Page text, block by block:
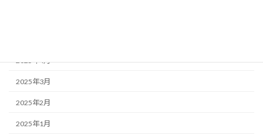
2025年4月
2025年3月
2025年2月
2025年1月